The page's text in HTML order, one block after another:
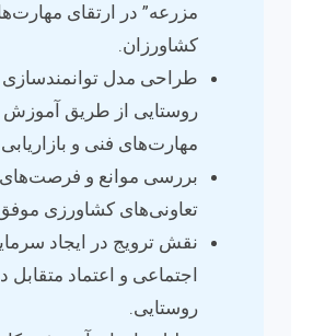
مزرعه” در ارتقای
کشاورزان.
طراحی مدل توانمندسازی
روستایی از طریق آموزش
مهارت‌های فنی و
بررسی موانع و فرصت‌های
تعاونی‌های کشاورزی
نقش ترویج در ایجاد
اجتماعی و اعتماد متقابل
روستایی.